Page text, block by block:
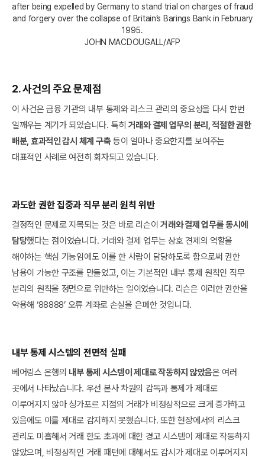
after being expelled by Germany to stand trial on charges of fraud
and forgery over the collapse of Britain’s Barings Bank in February
1995.
JOHN MACDOUGALL/AFP
2. 사건의 주요 문제점
이 사건은 금융 기관의 내부 통제와 리스크 관리의 중요성을 다시 한번
일깨우는 계기가 되었습니다. 특히 거래와 결제 업무의 분리, 적절한 권한
배분, 효과적인 감시 체계 구축등이 얼마나 중요한지를 보여주는
대표적인 사례로 여전히 회자되고 있습니다.
과도한 권한 집중과 직무 분리 원칙 위반
결정적인 문제로 지목되는 것은 바로 리슨이거래와 결제 업무를 동시에
담당했다는 점이었습니다. 거래와 결제 업무는 상호 견제의 역할을
해야하는 핵심 기능임에도 이를 한 사람이 담당하도록 함으로써 권한
남용이 가능한 구조를 만들었고, 이는 기본적인 내부 통제 원칙인 직무
분리의 원칙을 정면으로 위반하는 일이었습니다. 리슨은 이러한 권한을
악용해 ‘88888’ 오류 계좌로 손실을 은폐한 것입니다.
내부 통제 시스템의 전면적 실패
베어링스 은행의 내부 통제 시스템이 제대로 작동하지 않았음은 여러
곳에서 나타났습니다. 우선 본사 차원의 감독과 통제가 제대로
이루어지지 않아 싱가포르 지점의 거래가 비정상적으로 크게 증가하고
있음에도 이를 제대로 감지하지 못했습니다. 또한 현장에서의 리스크
관리도 미흡해서 거래 한도 초과에 대한 경고 시스템이 제대로 작동하지
않았으며, 비정상적인 거래 패턴에 대해서도 감시가 제대로 이루어지지